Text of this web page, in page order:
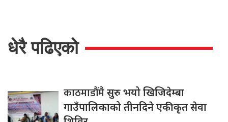
धेरै पढिएको
काठमाडौंमैसुरु भयो खिजिदेम्बा
गाउँपालिकाको तीनदिने एकीकृत सेवा